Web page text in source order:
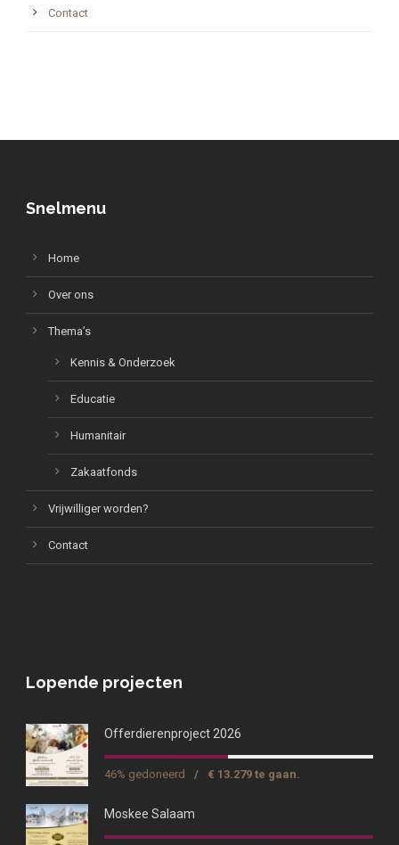
Contact
Snelmenu
Home
Over ons
Thema’s
Kennis & Onderzoek
Educatie
Humanitair
Zakaatfonds
Vrijwilliger worden?
Contact
Lopende projecten
Offerdierenproject 2026
46% gedoneerd / € 13.279 te gaan.
Moskee Salaam